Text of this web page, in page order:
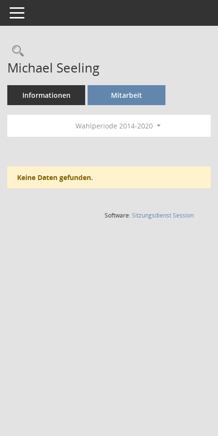
Toggle navigation
Rechercheauswahl
Michael Seeling
Informationen Mitarbeit
Wahlperiode 2014-2020
Keine Daten gefunden.
Software:SitzungsdienstSession(Wird in